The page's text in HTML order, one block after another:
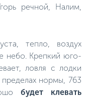
речной, Налим,
тепло, воздух
небо. Крепкий юго-
ловля с лодки
нормы, 763
будет клевать